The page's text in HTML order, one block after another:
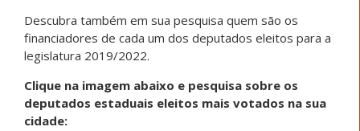
Descubra também em sua pesquisa quem são os
financiadores de cada um dos deputados eleitos para a
legislatura 2019/2022.
Clique na imagem abaixo e pesquisa sobre os
deputados estaduais eleitos mais votados na sua
cidade: